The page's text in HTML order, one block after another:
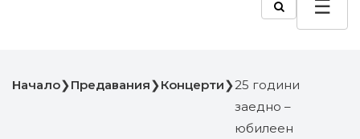
Начало❯Предавания❯Концерти❯25 години
заедно –
юбилеен